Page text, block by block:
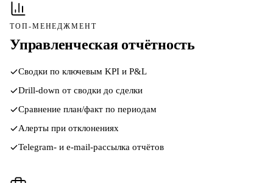
ТОП-МЕНЕДЖМЕНТ
Управленческая отчётность
Сводки по ключевым KPI и P&L
Drill-down от сводки до сделки
Сравнение план/факт по периодам
Алерты при отклонениях
Telegram- и e-mail-рассылка отчётов